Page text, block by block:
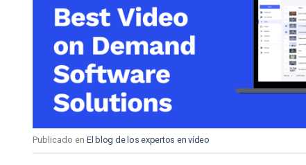
Privacidad y Seguridad
Aprendizaje en Línea
Publicado en El blog de los expertos en vídeo